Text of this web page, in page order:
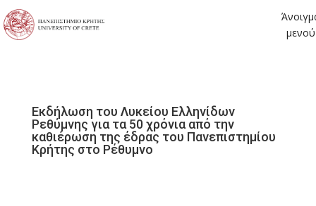
μενού
Εκδήλωση του Λυκείου Ελληνίδων
Ρεθύμνης για τα 50 χρόνια από την
καθιέρωση της έδρας του Πανεπιστημίου
Κρήτης στο Ρέθυμνο